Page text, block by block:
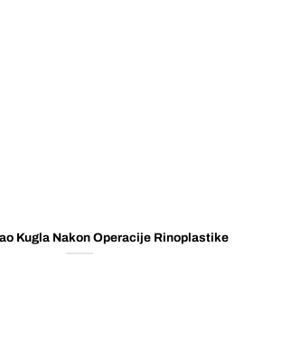
Kugla Nakon Operacije Rinoplastike